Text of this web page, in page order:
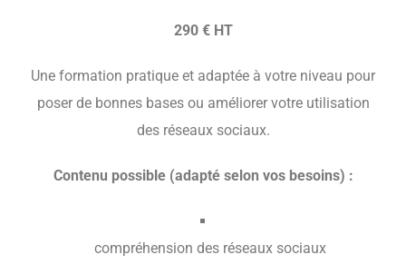
290 € HT
Une formation pratique et adaptée à votre niveau pour
poser de bonnes bases ou améliorer votre utilisation
des réseaux sociaux.
Contenu possible (adapté selon vos besoins) :
compréhension des réseaux sociaux